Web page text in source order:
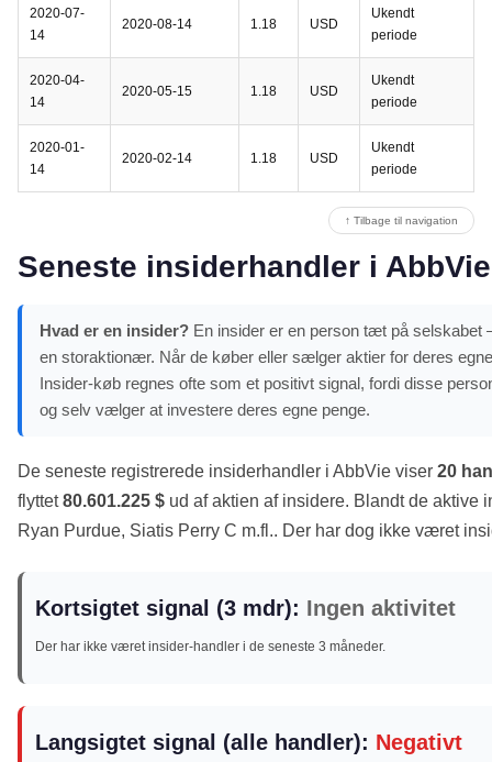
2020-07-
14
2020-08-14 1.18 USD
Ukendt
periode
2020-04-
14
2020-05-15 1.18 USD
Ukendt
periode
2020-01-
14
2020-02-14 1.18 USD
Ukendt
periode
↑ Tilbage til navigation
Seneste insiderhandler i
Hvad er en insider? En insider er en person tæt på selskabet
en storaktionær. Når de køber eller sælger aktier for deres
Insider-køb regnes ofte som et positivt signal, fordi disse
og selv vælger at investere deres egne penge.
De seneste registrerede insiderhandler i AbbVie viser 20
flyttet80.601.225 $ ud af aktien af insidere. Blandt de aktive
Ryan Purdue, Siatis Perry C m.fl.. Der har dog ikke været
Kortsigtet signal (3 mdr): Ingen aktivitet
Der har ikke været insider-handler i de seneste 3 måneder.
Langsigtet signal (alle handler): Negativt